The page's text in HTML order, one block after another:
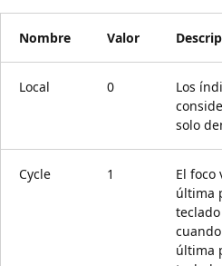
Nombre Valor
Local 0
Los
solo
Cycle 1
El foco
última
última